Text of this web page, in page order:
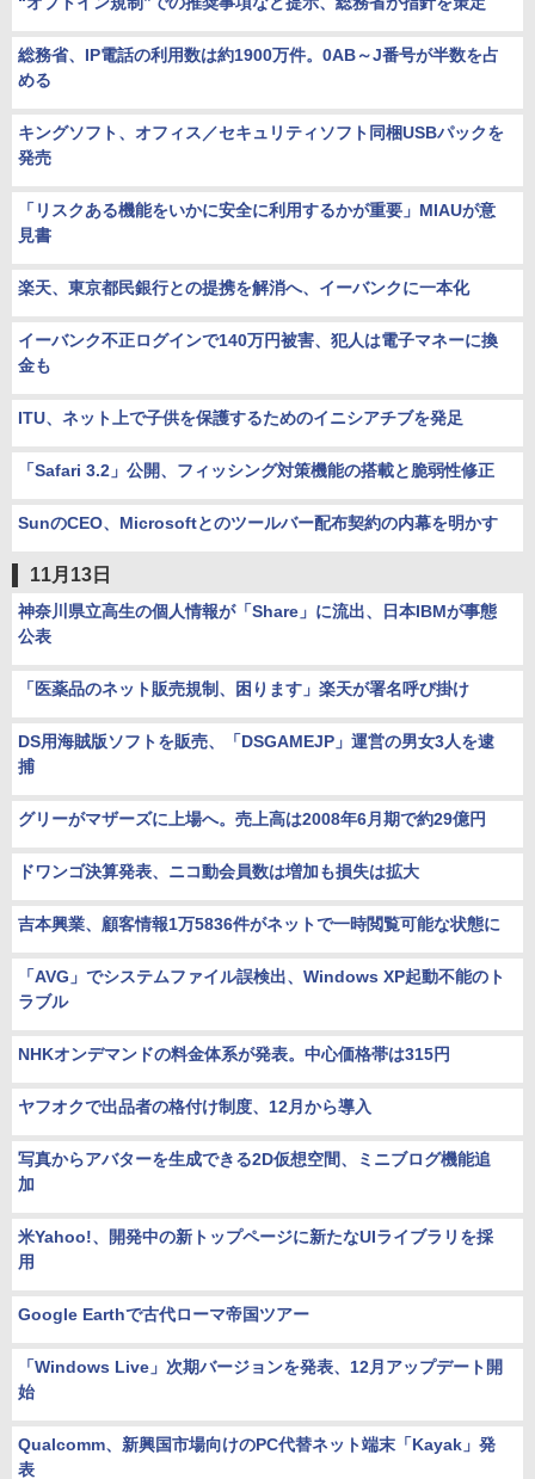
総務省、IP電話の利用数は約1900万件。0AB～J番号が半数を占
める
キングソフト、オフィス／セキュリティソフト同梱USBパックを
発売
「リスクある機能をいかに安全に利用するかが重要」MIAUが意
見書
楽天、東京都民銀行との提携を解消へ、イーバンクに一本化
イーバンク不正ログインで140万円被害、犯人は電子マネーに換
金も
ITU、ネット上で子供を保護するためのイニシアチブを発足
「Safari 3.2」公開、フィッシング対策機能の搭載と脆弱性修正
SunのCEO、Microsoftとのツールバー配布契約の内幕を明かす
11月13日
神奈川県立高生の個人情報が「Share」に流出、日本IBMが事態
公表
「医薬品のネット販売規制、困ります」楽天が署名呼び掛け
DS用海賊版ソフトを販売、「DSGAMEJP」運営の男女3人を逮
捕
グリーがマザーズに上場へ。売上高は2008年6月期で約29億円
ドワンゴ決算発表、ニコ動会員数は増加も損失は拡大
吉本興業、顧客情報1万5836件がネットで一時閲覧可能な状態に
「AVG」でシステムファイル誤検出、Windows XP起動不能のト
ラブル
NHKオンデマンドの料金体系が発表。中心価格帯は315円
ヤフオクで出品者の格付け制度、12月から導入
写真からアバターを生成できる2D仮想空間、ミニブログ機能追
加
米Yahoo!、開発中の新トップページに新たなUIライブラリを採
用
Google Earthで古代ローマ帝国ツアー
「Windows Live」次期バージョンを発表、12月アップデート開
始
Qualcomm、新興国市場向けのPC代替ネット端末「Kayak」発
表